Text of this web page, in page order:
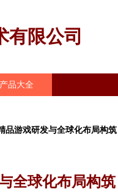
有限公司
产品大全
品游戏研发与全球化布局构筑
全球化布局构筑